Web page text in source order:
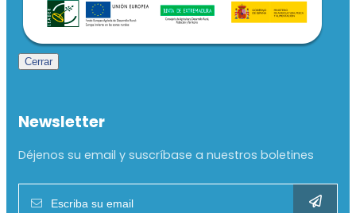
Cerrar
Newsletter
Déjenos su email y suscríbase a nuestros boletines